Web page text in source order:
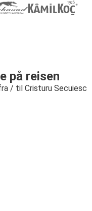
på reisen
/ til Cristuru Secuiesc